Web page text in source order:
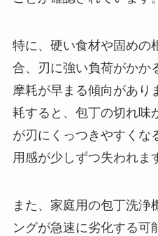
特に、硬い食材や固めの
合、刃に強い負荷がかか
摩耗が早まる傾向があり
耗すると、包丁の切れ味
が刃にくっつきやすくな
用感が少しずつ失われま
また、家庭用の包丁洗浄
ングが急速に劣化する可